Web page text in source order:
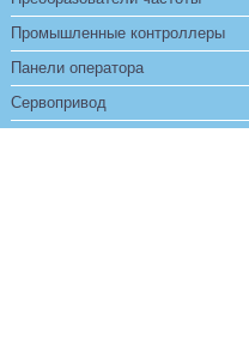
Промышленные контроллеры
Панели оператора
Сервопривод